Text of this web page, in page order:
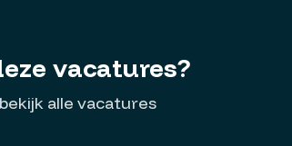
vacatures?
alle vacatures